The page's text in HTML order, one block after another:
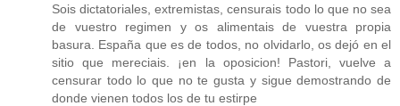
Sois dictatoriales, extremistas, censurais todo lo que no sea
de vuestro regimen y os alimentais de vuestra propia
basura. España que es de todos, no olvidarlo, os dejó en el
sitio que mereciais. ¡en la oposicion! Pastori, vuelve a
censurar todo lo que no te gusta y sigue demostrando de
donde vienen todos los de tu estirpe